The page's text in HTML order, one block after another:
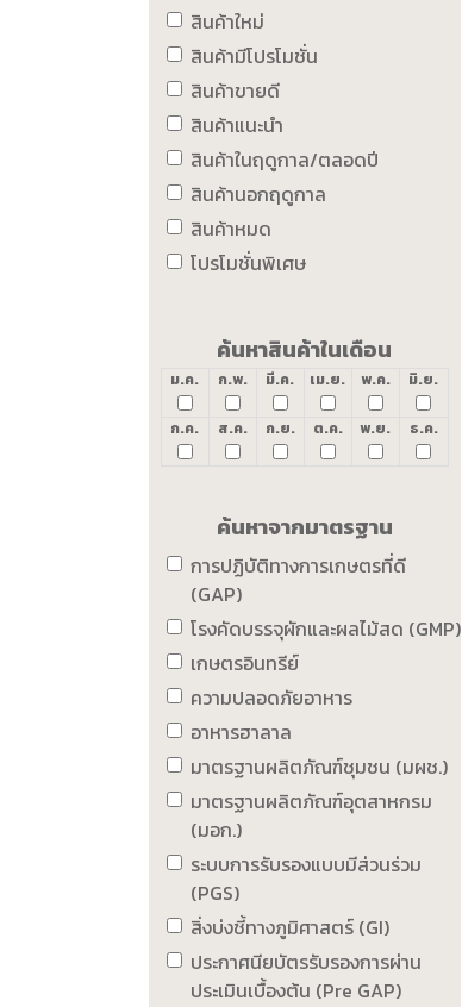
สินค้าใหม่
สินค้ามีโปรโมชั่น
สินค้าขายดี
สินค้าแนะนำ
สินค้าในฤดูกาล/ตลอดปี
สินค้านอกฤดูกาล
สินค้าหมด
โปรโมชั่นพิเศษ
ค้นหาสินค้าในเดือน
ม.ค. ก.พ. มี.ค. เม.ย. พ.ค. มิ.ย.
ก.ค. ส.ค. ก.ย. ต.ค. พ.ย. ธ.ค.
ค้นหาจากมาตรฐาน
การปฏิบัติทางการเกษตรที่ดี
(GAP)
โรงคัดบรรจุผักและผลไม้สด (GMP)
เกษตรอินทรีย์
ความปลอดภัยอาหาร
อาหารฮาลาล
มาตรฐานผลิตภัณฑ์ชุมชน (มผช.)
มาตรฐานผลิตภัณฑ์อุตสาหกรม
(มอก.)
ระบบการรับรองแบบมีส่วนร่วม
(PGS)
สิ่งบ่งชี้ทางภูมิศาสตร์ (GI)
ประกาศนียบัตรรับรองการผ่าน
ประเมินเบื้องต้น (Pre GAP)